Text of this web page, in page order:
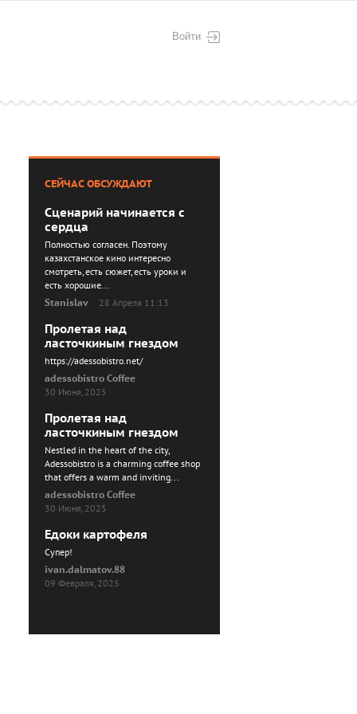
Войти
СЕЙЧАС ОБСУЖДАЮТ
Сценарий начинается с
сердца
Полностью согласен. Поэтому
казахстанское кино интересно
смотреть, есть сюжет, есть уроки и
есть хорошие...
Stanislav
28 Апреля 11:13
Пролетая над
ласточкиным гнездом
https://adessobistro.net/
adessobistro Coffee
30 Июня, 2025
Пролетая над
ласточкиным гнездом
Nestled in the heart of the city,
Adessobistro is a charming coffee shop
that offers a warm and inviting...
adessobistro Coffee
30 Июня, 2025
Едоки картофеля
Cупер!
ivan.dalmatov.88
09 Февраля, 2025